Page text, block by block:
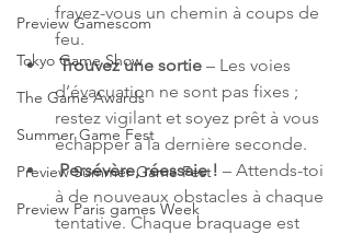
Preview Gamescom
Tokyo Game Show
The Game Awards
Summer Game Fest
Preview Summer Game Fest
Preview Paris games Week
frayez-vous un chemin à coups de
feu.
Trouvez une sortie – Les voies
d’évacuation ne sont pas fixes ;
restez vigilant et soyez prêt à vous
échapper à la dernière seconde.
Persévère, réessaie ! – Attends-toi
à de nouveaux obstacles à chaque
tentative. Chaque braquage est